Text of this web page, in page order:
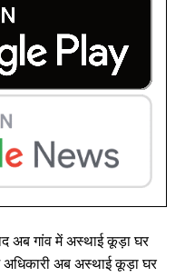
अब गांव में अस्थाई कूड़ा घर
अधिकारी अब अस्थाई कूड़ा घर